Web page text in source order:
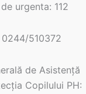
urgenta: 112
0244/510372
de Asistență
Copilului PH: